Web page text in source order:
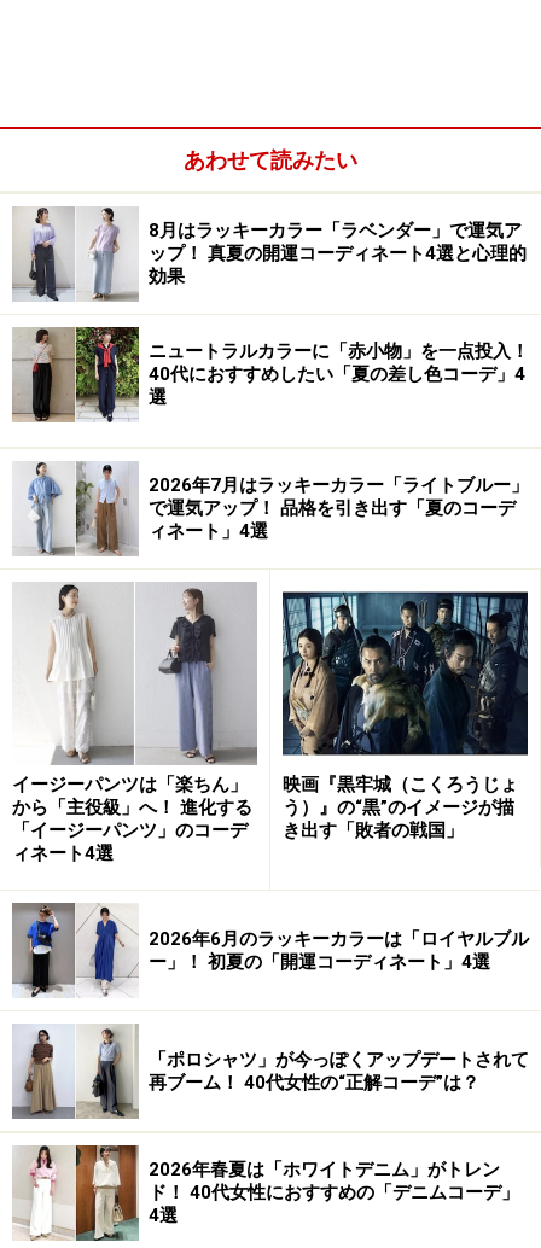
そして、トップスの裾からホワイトのビッグTシャツを
のぞかせているのが、このカラーコーディネート最大の
ポイント。この計算された白のラインがあることで、コ
ーディネート全体がパッと明るくなり、こなれた印象を
与えます。
バッグと足元のパンプスには、あえて強いブラックを配
置。硬質で引き締まった黒を持ってくることで、全体の
カラーバランスがボヤけず、スタイリッシュで大人っぽ
いモードな表情に格上げされています。
ロイヤルブルーのパンツを主役に
出典：WEAR
この 写真は、ブラックのタンクトップとロイヤルブルー
のパンツの2色をベースに、リラクシーでありながらモ
ードでスタイリッシュな強さをもたせた、引き算の効い
たミニマルなスタイリング。
レーヨン麻混のリラックスワイドパンツには、鮮やかさ
と落ち着きを兼ね備えたロイヤルブルーをセレクト。タ
ンクトップは肌の露出があるため、黒という重い色を選
んでも重苦しくならず、むしろ上半身をコンパクトに見
あわせて読みたい
8月はラッキーカラー「ラベンダー」で運気ア
ップ！ 真夏の開運コーディネート4選と心理的
効果
ニュートラルカラーに「赤小物」を一点投入！
40代におすすめしたい「夏の差し色コーデ」4
選
2026年7月はラッキーカラー「ライトブルー」
で運気アップ！ 品格を引き出す「夏のコーデ
ィネート」4選
イージーパンツは「楽ちん」
から「主役級」へ！ 進化する
「イージーパンツ」のコーデ
ィネート4選
映画『黒牢城（こくろうじょ
う）』の“黒”のイメージが描
き出す「敗者の戦国」
2026年6月のラッキーカラーは「ロイヤルブル
ー」！ 初夏の「開運コーディネート」4選
「ポロシャツ」が今っぽくアップデートされて
再ブーム！ 40代女性の“正解コーデ”は？
2026年春夏は「ホワイトデニム」がトレン
ド！ 40代女性におすすめの「デニムコーデ」
4選